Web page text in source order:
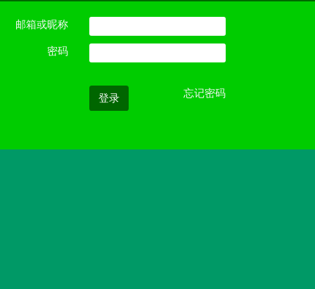
邮箱或昵称
密码
登录 忘记密码